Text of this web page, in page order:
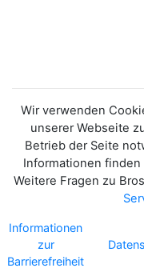
Wir verwenden
unserer Webseite
Betrieb der Seite
Informationen
Weitere Fragen zu
Informationen
zur
Barrierefreiheit